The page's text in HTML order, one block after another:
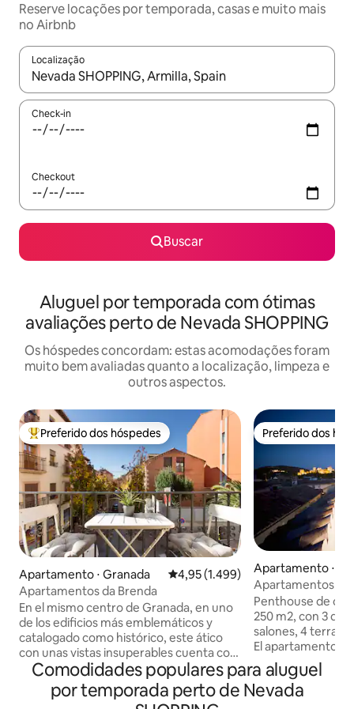
Reserve locações por temporada, casas e muito mais
no Airbnb
Localização
Quando os resultados estiverem disponíveis, explore-os
Check-in
Checkout
Buscar
Aluguel por temporada com ótimas
avaliações perto de Nevada SHOPPING
Os hóspedes concordam: estas acomodações foram
muito bem avaliadas quanto a localização, limpeza e
outros aspectos.
Entre os melhores preferidos dos hóspedes
Preferido dos hóspedes
Apartamento ⋅ Granada 4,95 de uma avaliação média de
4,95 (1.499)
Apartamentos da Brenda
En el mismo centro de Granada, en uno
de los edificios más emblemáticos y
catalogado como histórico, este ático
con unas vistas insuperables cuenta con
un amplio y elegante espacio donde
poder relajarte después de una intensa
jornada. Gracias a la ubicación céntrica
Preferido dos
Preferido dos
Apartamento ⋅
Apartamentos de
3 quartos...
Penthouse de
250 m2, con 3
salones, 4
El apartamento
Alhambra, a la
Cocina muy
personas. Los interiores están
Comodidades populares para aluguel
por temporada perto de Nevada